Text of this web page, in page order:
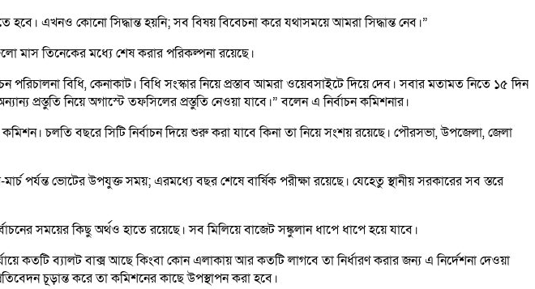
এখনও কোনো সিদ্ধান্ত হয়নি; সব বিষয় বিবেচনা করে যথাসময়ে আমরা সিদ্ধান্ত নেব।”
মাস তিনেকের মধ্যে শেষ করার পরিকল্পনা রয়েছে।
পরিচালনা বিধি, কেনাকাট। বিধি সংস্কার নিয়ে প্রস্তাব আমরা ওয়েবসাইটে দিয়ে দেব। সবার মতামত নিতে ১৫ দিন
প্রস্তুতি নিয়ে অগাস্টে তফসিলের প্রস্তুতি নেওয়া যাবে।” বলেন এ নির্বাচন কমিশনার।
কমিশন। চলতি বছরে সিটি নির্বাচন দিয়ে শুরু করা যাবে কিনা তা নিয়ে সংশয় রয়েছে। পৌরসভা, উপজেলা, জেলা
পর্যন্ত ভোটের উপযুক্ত সময়; এরমধ্যে বছর শেষে বার্ষিক পরীক্ষা রয়েছে। যেহেতু স্থানীয় সরকারের সব স্তরে
সময়ের কিছু অর্থও হাতে রয়েছে। সব মিলিয়ে বাজেট সঙ্কুলান ধাপে ধাপে হয়ে যাবে।
কতটি ব্যালট বাক্স আছে কিংবা কোন এলাকায় আর কতটি লাগবে তা নির্ধারণ করার জন্য এ নির্দেশনা দেওয়া
চূড়ান্ত করে তা কমিশনের কাছে উপস্থাপন করা হবে।